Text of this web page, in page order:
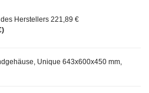
Unique 643x600x450 mm,
Herstellers 221,89 €
)